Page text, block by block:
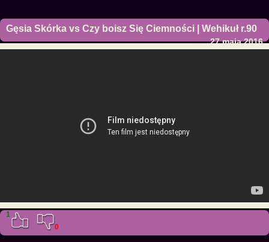
Gęsia Skórka vs Czy boisz Się Ciemności | Wehikuł r.90
27 maja 2016
1
0